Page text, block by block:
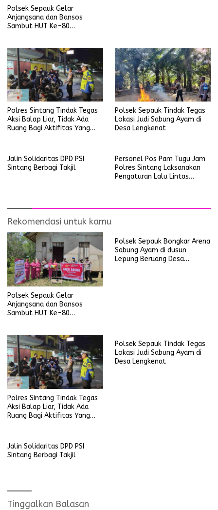
Polsek Sepauk Gelar
Anjangsana dan Bansos
Sambut HUT Ke-80
Polres Sintang Tindak Tegas
Aksi Balap Liar, Tidak Ada
Ruang Bagi Aktifitas Yang
Polsek Sepauk Tindak Tegas
Lokasi Judi Sabung Ayam di
Desa Lengkenat
Jalin Solidaritas DPD PSI
Sintang Berbagi Takjil
Personel Pos Pam Tugu Jam
Polres Sintang Laksanakan
Pengaturan Lalu Lintas
Rekomendasi untuk kamu
Polsek Sepauk Gelar
Anjangsana dan Bansos
Sambut HUT Ke-80
Polsek Sepauk Bongkar Arena
Sabung Ayam di dusun
Lepung Beruang Desa
Polres Sintang Tindak Tegas
Aksi Balap Liar, Tidak Ada
Ruang Bagi Aktifitas Yang
Polsek Sepauk Tindak Tegas
Lokasi Judi Sabung Ayam di
Desa Lengkenat
Jalin Solidaritas DPD PSI
Sintang Berbagi Takjil
Tinggalkan Balasan